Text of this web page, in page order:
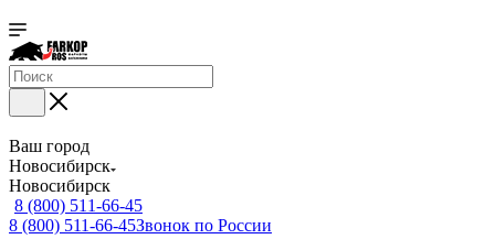
Ваш город
Новосибирск
Новосибирск
8 (800) 511-66-45
8 (800) 511-66-45Звонок по России